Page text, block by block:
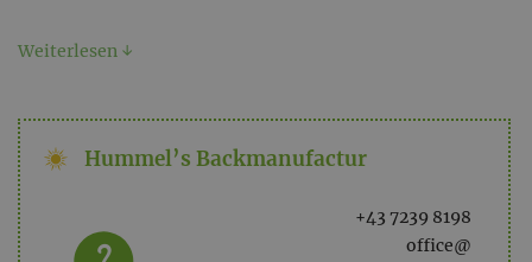
Am Gaumen treffen Nuancen von Karamell auf warme süße
Gleichzeitig ist der Duft aber auch mit einer zarten holzigen
und balsamischen Note unterlegt.
Weiterlesen ↓
Hummel’s Backmanufactur
+43 7239 8198
office@